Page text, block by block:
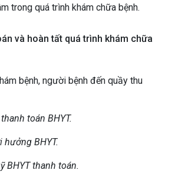
trong quá trình khám chữa bệnh.
và hoàn tất quá trình khám chữa
bệnh, người bệnh đến quầy thu
toán BHYT.
hưởng BHYT.
BHYT thanh toán.